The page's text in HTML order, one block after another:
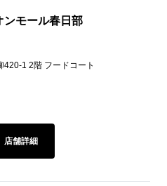
ンモール春日部
1 2階 フードコート
店舗詳細